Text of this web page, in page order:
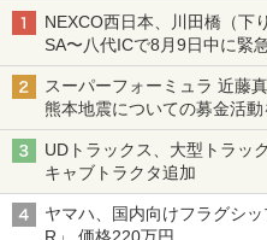
NEXCO西日本、川田橋（下
SA〜八代ICで8月9日中に緊
スーパーフォーミュラ 近藤
熊本地震についての募金活動
UDトラックス、大型トラッ
キャブトラクタ追加
ヤマハ、国内向けフラグシ